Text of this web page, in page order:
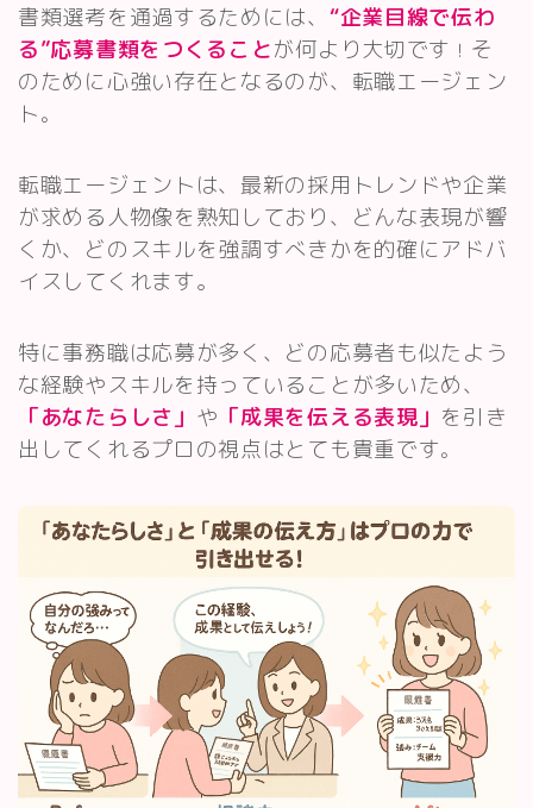
書類選考を通過するためには、 “企業目線で伝わ
る”応募書類をつくることが何より大切です ！ そ
のために心強い存在となるのが、転職エージェン
ト。
転職エージェントは、最新の採用トレンドや企業
が求める人物像を熟知しており、どんな表現が響
くか、どのスキルを強調すべきかを的確にアドバ
イスしてくれます。
特に事務職は応募が多く、どの応募者も似たよう
な経験やスキルを持っていることが多いため、
「あなたらしさ」 や 「成果を伝える表現」 を引き
出してくれるプロの視点はとても貴重です。